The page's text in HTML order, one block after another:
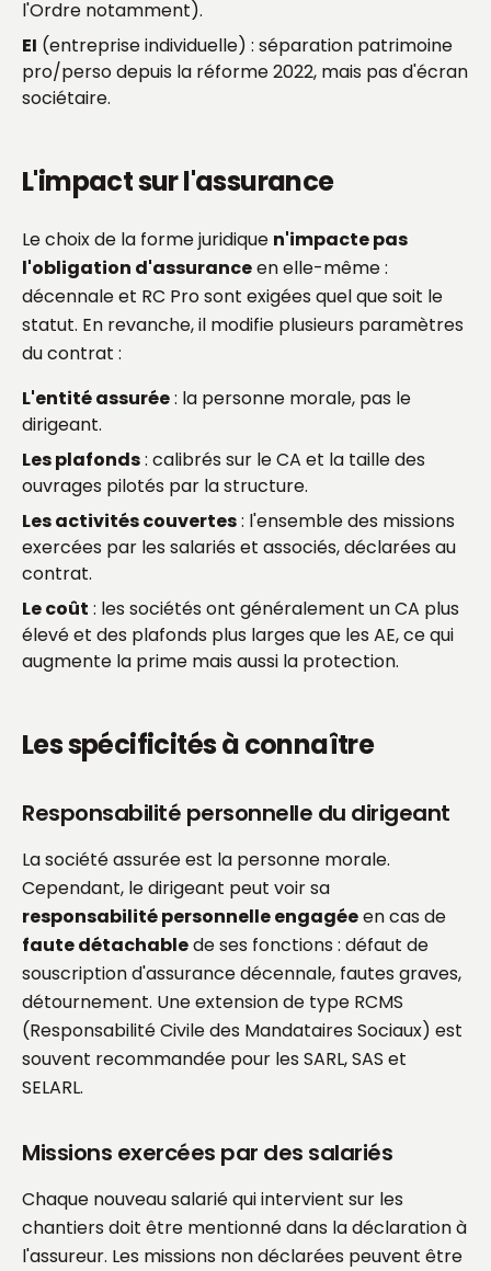
l'Ordre notamment).
EI (entreprise individuelle) : séparation patrimoine
pro/perso depuis la réforme 2022, mais pas d'écran
sociétaire.
L'impact sur l'assurance
Le choix de la forme juridique n'impacte pas
l'obligation d'assuranceen elle-même :
décennale et RC Pro sont exigées quel que soit le
statut. En revanche, il modifie plusieurs paramètres
du contrat :
L'entité assurée: la personne morale, pas le
dirigeant.
Les plafonds: calibrés sur le CA et la taille des
ouvrages pilotés par la structure.
Les activités couvertes: l'ensemble des missions
exercées par les salariés et associés, déclarées au
contrat.
Le coût : les sociétés ont généralement un CA plus
élevé et des plafonds plus larges que les AE, ce qui
augmente la prime mais aussi la protection.
Les spécificités à connaître
Responsabilité personnelle du dirigeant
La société assurée est la personne morale.
Cependant, le dirigeant peut voir sa
responsabilité personnelle engagéeen cas de
faute détachablede ses fonctions : défaut de
souscription d'assurance décennale, fautes graves,
détournement. Une extension de type RCMS
(Responsabilité Civile des Mandataires Sociaux) est
souvent recommandée pour les SARL, SAS et
SELARL.
Missions exercées par des salariés
Chaque nouveau salarié qui intervient sur les
chantiers doit être mentionné dans la déclaration à
l'assureur. Les missions non déclarées peuvent être